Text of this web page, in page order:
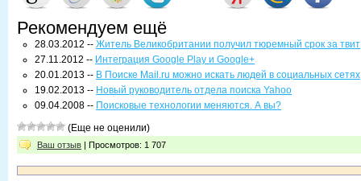
Рекомендуем ещё
28.03.2012 -- Житель Великобритании получил тюремный срок за твит
27.11.2012 -- Интеграция Google Play и Google+
20.01.2013 -- В Поиске Mail.ru можно искать людей в социальных сетях
19.02.2013 -- Новый руководитель отдела поиска Yahoo
09.04.2008 -- Поисковые технологии меняются. А вы?
(Еще не оценили)
Ваш отзыв | Просмотров: 1 707